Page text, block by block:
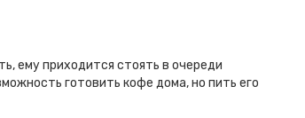
ему приходится стоять в очереди
готовить кофе дома, но пить его